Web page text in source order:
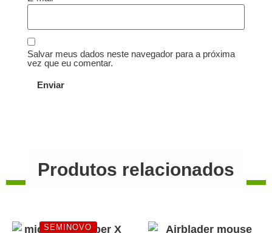
Salvar meus dados neste navegador para a próxima
vez que eu comentar.
Produtos relacionados
SEMINOVO